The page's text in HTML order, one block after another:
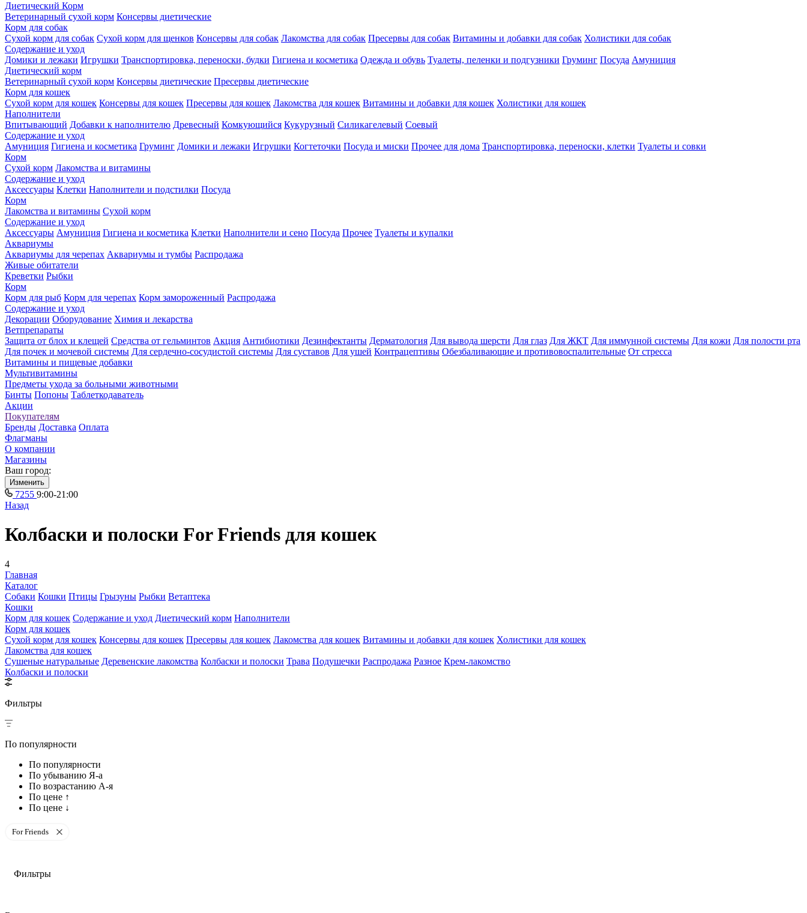
Диетический Корм
Ветеринарный сухой корм Консервы диетические
Корм для собак
Сухой корм для собак Сухой корм для щенков Консервы для собак Лакомства для собак Пресервы для собак Витамины и добавки для собак Холистики для собак
Содержание и уход
Домики и лежаки Игрушки Транспортировка, переноски, будки Гигиена и косметика Одежда и обувь Туалеты, пеленки и подгузники Груминг Посуда Амуниция
Диетический корм
Ветеринарный сухой корм Консервы диетические Пресервы диетические
Корм для кошек
Сухой корм для кошек Консервы для кошек Пресервы для кошек Лакомства для кошек Витамины и добавки для кошек Холистики для кошек
Наполнители
Впитывающий Добавки к наполнителю Древесный Комкующийся Кукурузный Силикагелевый Соевый
Содержание и уход
Амуниция Гигиена и косметика Груминг Домики и лежаки Игрушки Когтеточки Посуда и миски Прочее для дома Транспортировка, переноски, клетки Туалеты и совки
Корм
Сухой корм Лакомства и витамины
Содержание и уход
Аксессуары Клетки Наполнители и подстилки Посуда
Корм
Лакомства и витамины Сухой корм
Содержание и уход
Аксессуары Амуниция Гигиена и косметика Клетки Наполнители и сено Посуда Прочее Туалеты и купалки
Аквариумы
Аквариумы для черепах Аквариумы и тумбы Распродажа
Живые обитатели
Креветки Рыбки
Корм
Корм для рыб Корм для черепах Корм замороженный Распродажа
Содержание и уход
Декорации Оборудование Химия и лекарства
Ветпрепараты
Защита от блох и клещей Средства от гельминтов Акция Антибиотики Дезинфектанты Дерматология Для вывода шерсти Для глаз Для ЖКТ Для иммунной системы Для кожи Для полости рта
Для почек и мочевой системы Для сердечно-сосудистой системы Для суставов Для ушей Контрацептивы Обезбаливающие и противовоспалительные От стресса
Витамины и пищевые добавки
Мультивитамины
Предметы ухода за больными животными
Бинты Попоны Таблеткодаватель
Акции
Покупателям
Бренды Доставка Оплата
Флагманы
О компании
Магазины
Ваш город:
Изменить
7255 9:00-21:00
Назад
Колбаски и полоски For Friends для кошек
4
Главная
Каталог
Собаки Кошки Птицы Грызуны Рыбки Ветаптека
Кошки
Корм для кошек Содержание и уход Диетический корм Наполнители
Корм для кошек
Сухой корм для кошек Консервы для кошек Пресервы для кошек Лакомства для кошек Витамины и добавки для кошек Холистики для кошек
Лакомства для кошек
Сушеные натуральные Деревенские лакомства Колбаски и полоски Трава Подушечки Распродажа Разное Крем-лакомство
Колбаски и полоски
Фильтры
По популярности
По популярности
По убыванию Я-а
По возрастанию А-я
По цене ↑
По цене ↓
For Friends
Фильтры